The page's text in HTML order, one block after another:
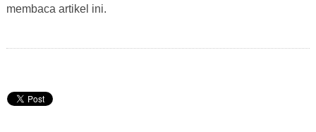
membaca artikel ini.